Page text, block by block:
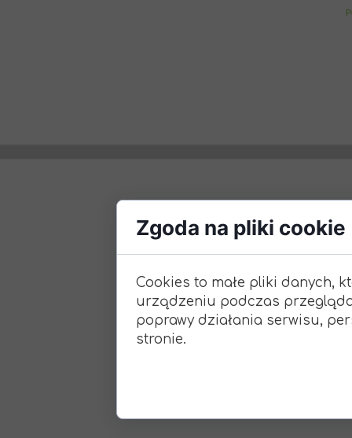
Zgoda na pliki cookie
Cookies to małe pliki danych,
urządzeniu podczas
poprawy działania serwisu,
stronie.